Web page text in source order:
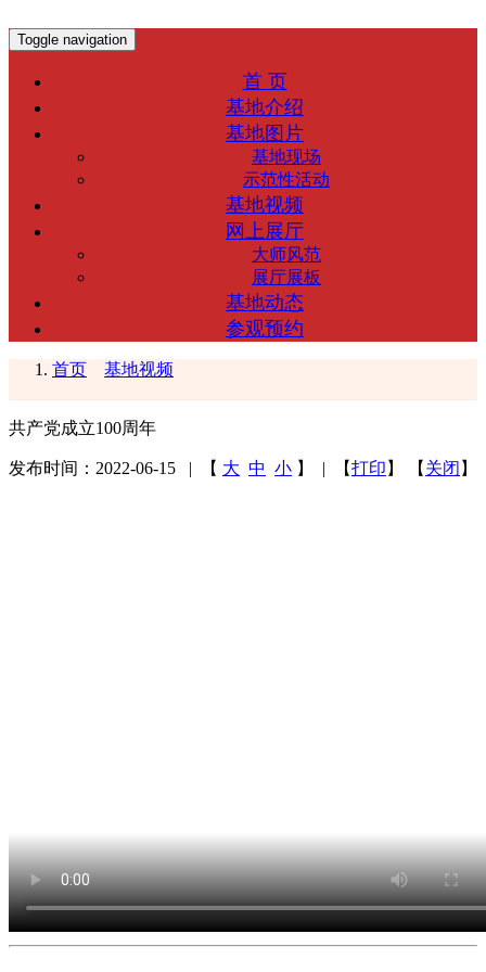
Toggle navigation
首 页
基地介绍
基地图片
基地现场
示范性活动
基地视频
网上展厅
大师风范
展厅展板
基地动态
参观预约
首页 基地视频
共产党成立100周年
发布时间：2022-06-15 | 【 大 中 小 】 | 【打印 】 【 关闭 】